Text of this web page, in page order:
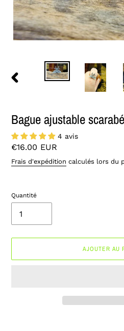
Bague ajustable
4 avis
Prix
normal
€16.00 EUR
Frais d'expédition calculés lors du
Quantité
AJOUTER AU